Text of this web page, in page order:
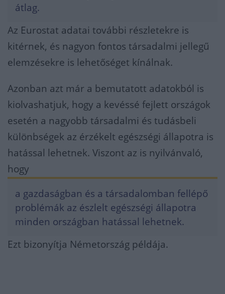
átlag.
Az Eurostat adatai további részletekre is
kitérnek, és nagyon fontos társadalmi jellegű
elemzésekre is lehetőséget kínálnak.
Azonban azt már a bemutatott adatokból is
kiolvashatjuk, hogy a kevéssé fejlett országok
esetén a nagyobb társadalmi és tudásbeli
különbségek az érzékelt egészségi állapotra is
hatással lehetnek. Viszont az is nyilvánvaló,
hogy
a gazdaságban és a társadalomban fellépő
problémák az észlelt egészségi állapotra
minden országban hatással lehetnek.
Ezt bizonyítja Németország példája.